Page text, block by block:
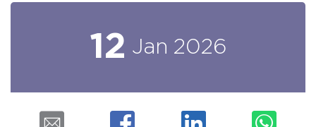
12 Jan 2026